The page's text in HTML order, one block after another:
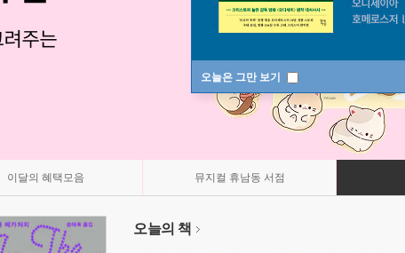
오늘은 그만 보기
이달의 혜택모음 뮤지컬 휴남동 서점
오늘의 책